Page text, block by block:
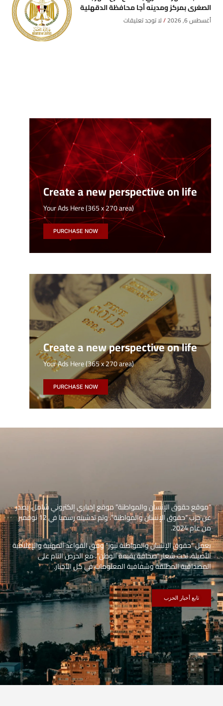
الصغرى بمركز ومدينه أجا محافظة الدقهلية
أغسطس 6, 2026 لا توجد تعليقات
Create a new perspective on life
Your Ads Here (365 x 270 area)
PURCHASE NOW
Create a new perspective on life
Your Ads Here (365 x 270 area)
PURCHASE NOW
“موقع حقوق الإنسان والمواطنة” موقع إخباري إلكتروني شامل، يصدر
عن حزب “حقوق الإنسان والمواطنة”، وتم تدشينه رسميا في 12 نوفمبر
من عام 2024.
يعمل “حقوق الإنسان والمواطنة نيوز” وفق القواعد المهنية والإعلامية
الأصيلة، تحت شعار “صحافة بقيمة الوطن”، مع الحرص التام على
المصداقية المطلقة وشفافية المعلومات في كل الأخبار.
تابع أخبار الحزب